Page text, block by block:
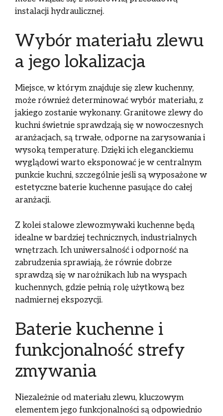
instalacji hydraulicznej.
Wybór materiału zlewu
a jego lokalizacja
Miejsce, w którym znajduje się zlew kuchenny,
może również determinować wybór materiału, z
jakiego zostanie wykonany. Granitowe zlewy do
kuchni świetnie sprawdzają się w nowoczesnych
aranżacjach, są trwałe, odporne na zarysowania i
wysoką temperaturę. Dzięki ich eleganckiemu
wyglądowi warto eksponować je w centralnym
punkcie kuchni, szczególnie jeśli są wyposażone w
estetyczne baterie kuchenne pasujące do całej
aranżacji.
Z kolei stalowe zlewozmywaki kuchenne będą
idealne w bardziej technicznych, industrialnych
wnętrzach. Ich uniwersalność i odporność na
zabrudzenia sprawiają, że równie dobrze
sprawdzą się w narożnikach lub na wyspach
kuchennych, gdzie pełnią rolę użytkową bez
nadmiernej ekspozycji.
Baterie kuchenne i
funkcjonalność strefy
zmywania
Niezależnie od materiału zlewu, kluczowym
elementem jego funkcjonalności są odpowiednio